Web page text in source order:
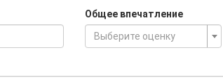
Мы можем
короткие сроки
Общее впечатление
Выберите оценку